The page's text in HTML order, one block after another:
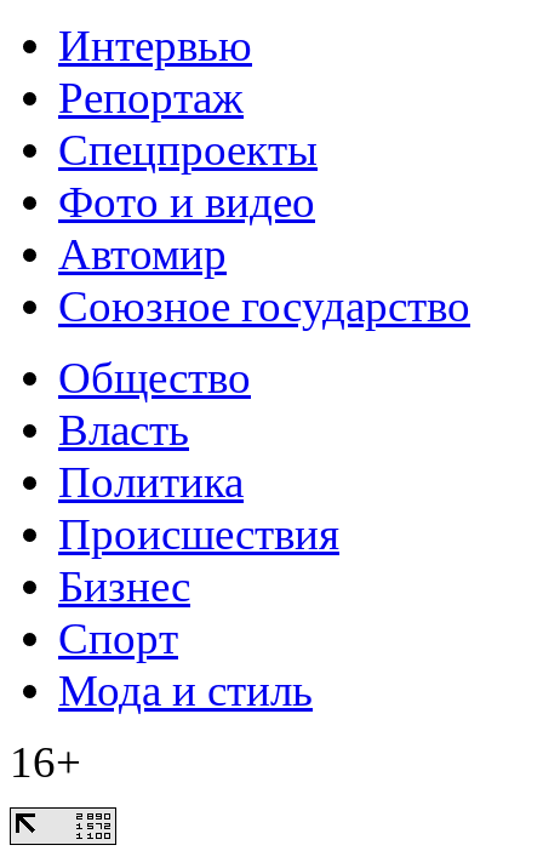
Интервью
Репортаж
Спецпроекты
Фото и видео
Автомир
Союзное государство
Общество
Власть
Политика
Происшествия
Бизнес
Спорт
Мода и стиль
16+